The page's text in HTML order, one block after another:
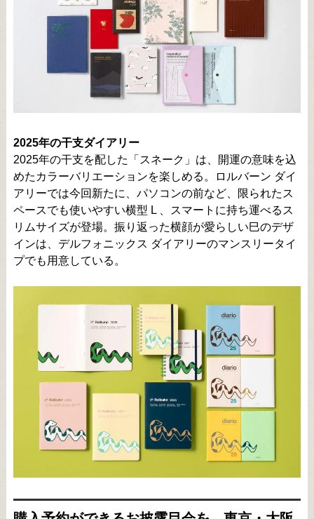
2025年の干支ダイアリー
2025年の干支を配した「スネーク」は、開運の意味を込
めたカラーバリエーションを楽しめる。ロルバーン ダイ
アリーでは今回新たに、パソコンの前など、限られたス
ペースでも使いやすい横型 L 、スマートに持ち運べるス
リムサイズが登場。振り返った横顔が愛らしい巳のデザ
インは、デルフォニックス ダイアリーのマンスリータイ
プでも用意している。